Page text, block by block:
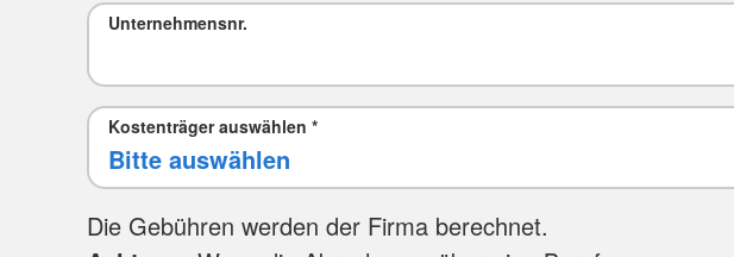
Unternehmensnr.
Kostenträger auswählen*
Die Gebühren werden der Firma berechnet.